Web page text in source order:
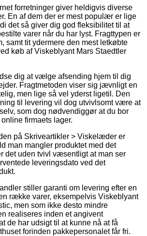
forretninger giver heldigvis diverse
En af dem der er mest populær er lige
det så giver dig god fleksibilitet til at
varer når du har lyst. Fragttypen er
samt tit ydermere den mest letkøbte
køb af Viskeblyant Mars Staedtler
dig at vælge afsending hjem til dig
Fragtmetoden viser sig jævnligt en
men lige så vel yderst ligetil. Den
til levering vil dog utvivlsomt være at
som dog nødvendiggør at du bor
firmaets lager.
på Skriveartikler > Viskelæder er
man mangler produktet med det
det uden tvivl væsentligt at man ser
leveringsdato ved det
stiller garanti om levering efter en
række varer, eksempelvis Viskeblyant
men som ikke desto mindre
realiseres inden et angivent
de har udsigt til at kunne nå at få
forinden pakkepersonalet får fri.